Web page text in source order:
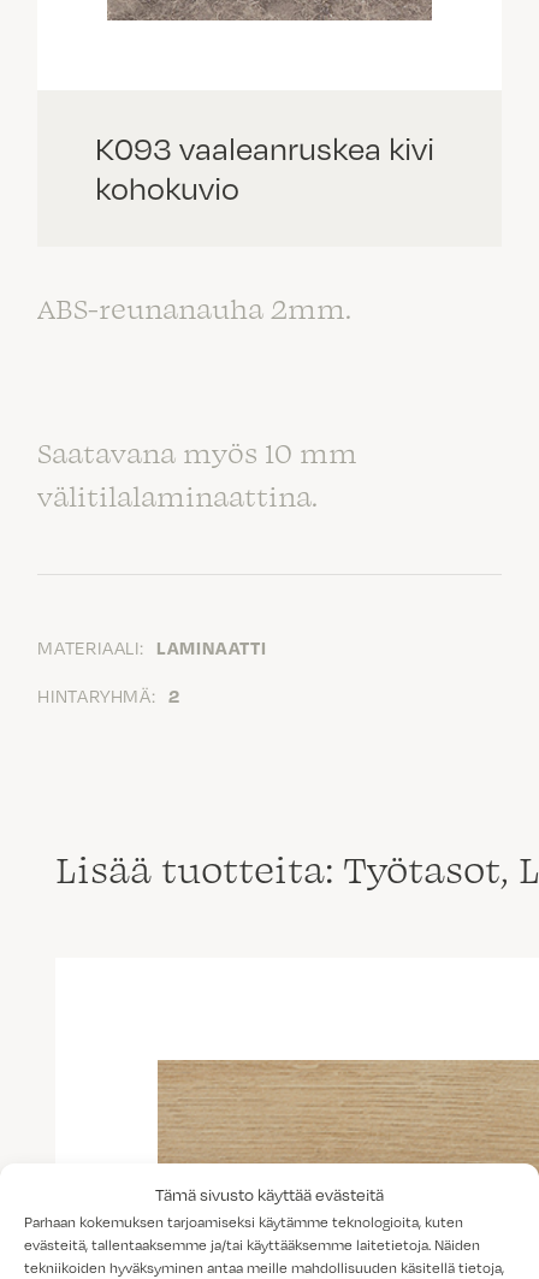
Tämä sivusto käyttää evästeitä
Parhaan kokemuksen tarjoamiseksi käytämme teknologioita, kuten
evästeitä, tallentaaksemme ja/tai käyttääksemme laitetietoja. Näiden
tekniikoiden hyväksyminen antaa meille mahdollisuuden käsitellä tietoja,
K093 vaaleanruskea kivi
kohokuvio
ABS-reunanauha 2mm.
Saatavana myös 10 mm
välitilalaminaattina.
MATERIAALI: LAMINAATTI
HINTARYHMÄ: 2
Lisää tuotteita: Työtasot,